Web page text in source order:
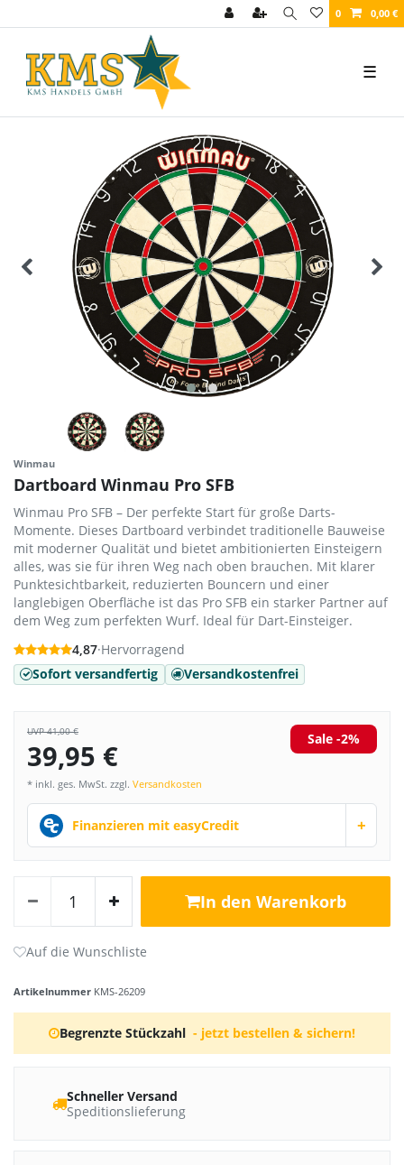
0 0,00 €
☰
Winmau
Dartboard Winmau Pro SFB
Winmau Pro SFB – Der perfekte Start für große Darts-
Momente. Dieses Dartboard verbindet traditionelle Bauweise
mit moderner Qualität und bietet ambitionierten Einsteigern
alles, was sie für ihren Weg nach oben brauchen. Mit klarer
Punktesichtbarkeit, reduzierten Bouncern und einer
langlebigen Oberfläche ist das Pro SFB ein starker Partner auf
dem Weg zum perfekten Wurf. Ideal für Dart-Einsteiger.
4,87·Hervorragend
Sofort versandfertig
Versandkostenfrei
UVP 41,00 €
39,95 € Sale -2%
* inkl. ges. MwSt. zzgl. Versandkosten
Finanzieren mit easyCredit +
In den Warenkorb
Artikelnummer KMS-26209
Begrenzte Stückzahl - jetzt bestellen & sichern!
Schneller Versand
Speditionslieferung